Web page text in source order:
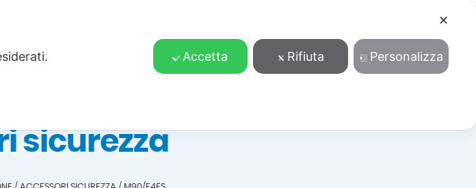
Download Cosa facciamo Contatti Accedi/Registrati
sicurezza
✕
Accetta Rifiuta Personalizza